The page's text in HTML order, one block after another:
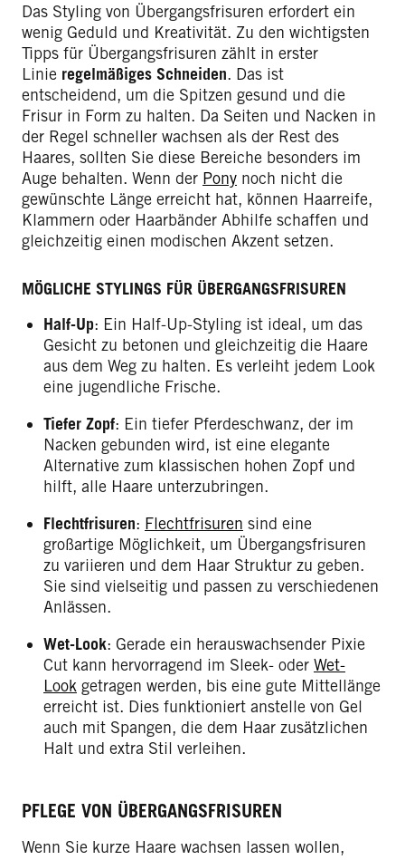
Das Styling von Übergangsfrisuren erfordert ein
wenig Geduld und Kreativität. Zu den wichtigsten
Tipps für Übergangsfrisuren zählt in erster
Linie regelmäßiges Schneiden. Das ist
entscheidend, um die Spitzen gesund und die
Frisur in Form zu halten. Da Seiten und Nacken in
der Regel schneller wachsen als der Rest des
Haares, sollten Sie diese Bereiche besonders im
Auge behalten. Wenn der Pony noch nicht die
gewünschte Länge erreicht hat, können Haarreife,
Klammern oder Haarbänder Abhilfe schaffen und
gleichzeitig einen modischen Akzent setzen.
MÖGLICHE STYLINGS FÜR ÜBERGANGSFRISUREN
Half-Up: Ein Half-Up-Styling ist ideal, um das
Gesicht zu betonen und gleichzeitig die Haare
aus dem Weg zu halten. Es verleiht jedem Look
eine jugendliche Frische.
Tiefer Zopf: Ein tiefer Pferdeschwanz, der im
Nacken gebunden wird, ist eine elegante
Alternative zum klassischen hohen Zopf und
hilft, alle Haare unterzubringen.
Flechtfrisuren: Flechtfrisuren sind eine
großartige Möglichkeit, um Übergangsfrisuren
zu variieren und dem Haar Struktur zu geben.
Sie sind vielseitig und passen zu verschiedenen
Anlässen.
Wet-Look: Gerade ein herauswachsender Pixie
Cut kann hervorragend im Sleek- oder Wet-
Look getragen werden, bis eine gute Mittellänge
erreicht ist. Dies funktioniert anstelle von Gel
auch mit Spangen, die dem Haar zusätzlichen
Halt und extra Stil verleihen.
PFLEGE VON ÜBERGANGSFRISUREN
Wenn Sie kurze Haare wachsen lassen wollen,